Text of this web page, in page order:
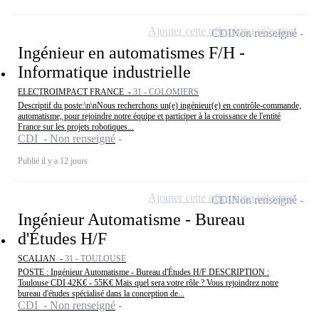
Ingénieur en automatismes F/H -
Informatique industrielle
ELECTROIMPACT FRANCE - 31 - COLOMIERS
Descriptif du poste:\n\nNous recherchons un(e) ingénieur(e) en contrôle-commande,
automatisme, pour rejoindre notre équipe et participer à la croissance de l'entité
France sur les projets robotiques...
CDI - Non renseigné
Publié il y a 12 jours
CDINon renseigné
Ajouter cette offre à ma sélection
Ingénieur Automatisme - Bureau
d'Études H/F
SCALIAN - 31 - TOULOUSE
POSTE : Ingénieur Automatisme - Bureau d'Études H/F DESCRIPTION :
Toulouse CDI 42K€ - 55K€ Mais quel sera votre rôle ? Vous rejoindrez notre
bureau d'études spécialisé dans la conception de...
CDI - Non renseigné
CDINon renseigné
Ajouter cette offre à ma sélection